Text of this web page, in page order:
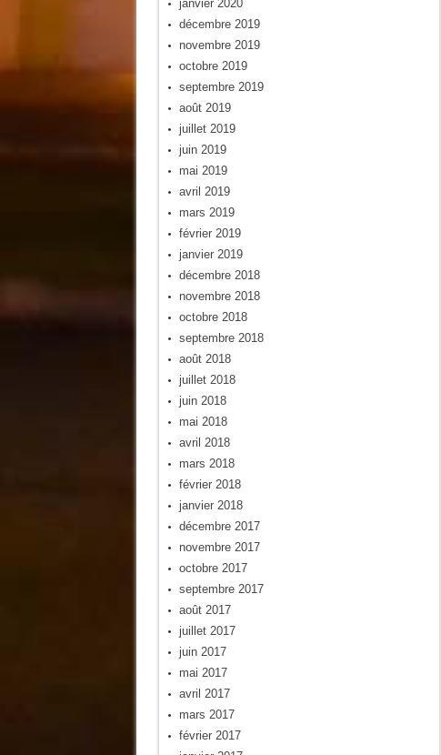
janvier 2020
décembre 2019
novembre 2019
octobre 2019
septembre 2019
août 2019
juillet 2019
juin 2019
mai 2019
avril 2019
mars 2019
février 2019
janvier 2019
décembre 2018
novembre 2018
octobre 2018
septembre 2018
août 2018
juillet 2018
juin 2018
mai 2018
avril 2018
mars 2018
février 2018
janvier 2018
décembre 2017
novembre 2017
octobre 2017
septembre 2017
août 2017
juillet 2017
juin 2017
mai 2017
avril 2017
mars 2017
février 2017